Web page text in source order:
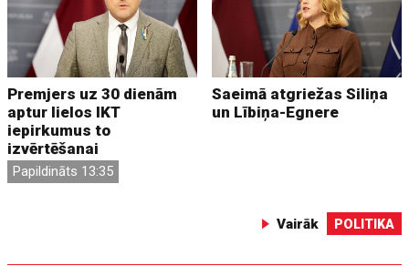
Premjers uz 30 dienām
aptur lielos IKT
iepirkumus to
izvērtēšanai
Papildināts 13:35
Saeimā atgriežas Siliņa
un Lībiņa-Egnere
Vairāk POLITIKA